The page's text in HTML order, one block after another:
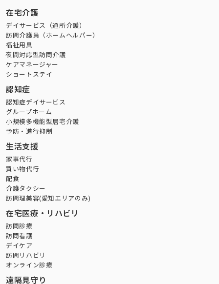
在宅介護
デイサービス（通所介護）
訪問介護員（ホームヘルパー）
福祉用具
夜間対応型訪問介護
ケアマネージャー
ショートステイ
認知症
認知症デイサービス
グループホーム
小規模多機能型居宅介護
予防・進行抑制
生活支援
家事代行
買い物代行
配食
介護タクシー
訪問理美容(愛知エリアのみ)
在宅医療・リハビリ
訪問診療
訪問看護
デイケア
訪問リハビリ
オンライン診療
遠隔見守り